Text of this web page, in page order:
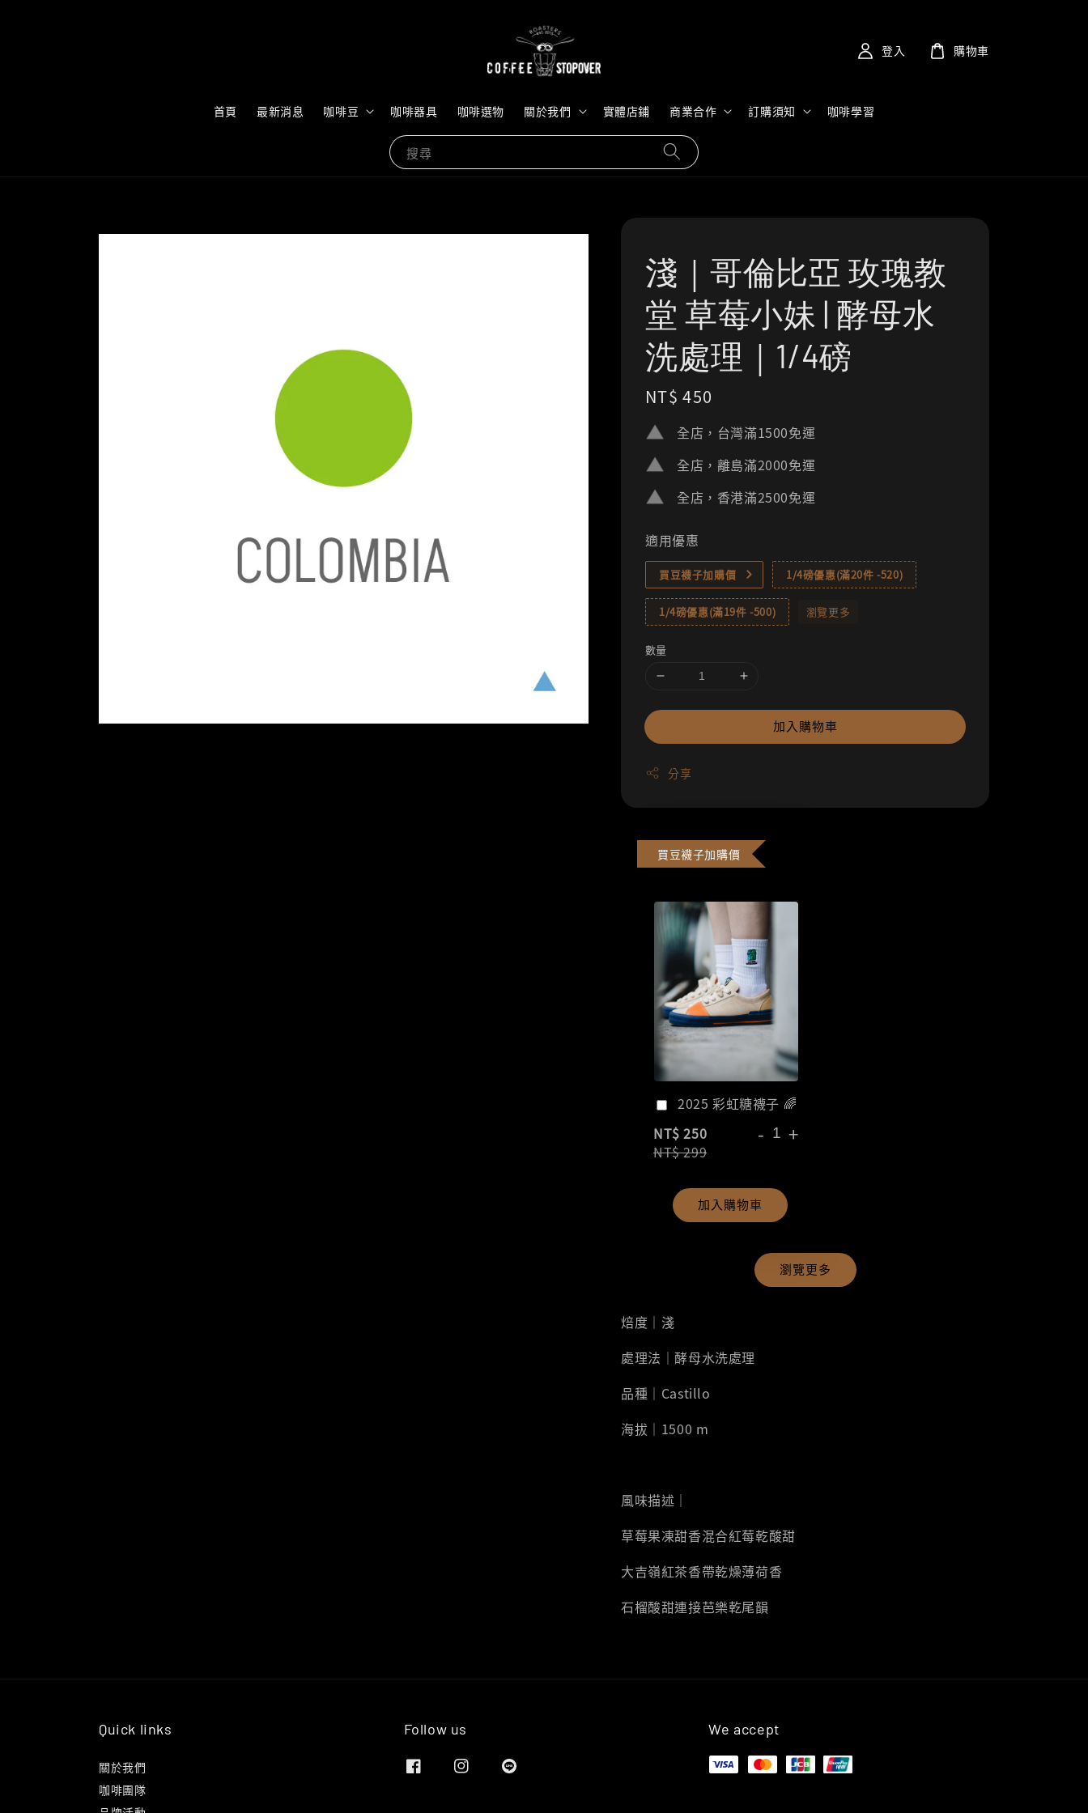
搜尋
首頁 最新消息 咖啡豆 咖啡器具 咖啡選物 關於我們 實體店鋪 商業合作 訂購須知 咖啡學習
登入 購物車
淺｜哥倫比亞 玫瑰教
堂 草莓小妹 | 酵母水
洗處理｜1/4磅
Regular
price
NT$ 450
全店，台灣滿1500免運
全店，離島滿2000免運
全店，香港滿2500免運
適用優惠
買豆襪子加購價 1/4磅優惠(滿20件 -520)
1/4磅優惠(滿19件 -500) 瀏覽更多
數量
加入購物車
分享
買豆襪子加購價
2025 彩虹糖襪子 🌈
NT$ 250
NT$ 299
- +
加入購物車
瀏覽更多
焙度｜淺
處理法｜酵母水洗處理
品種｜Castillo
海拔｜1500 m
風味描述｜
草莓果凍甜香混合紅莓乾酸甜
大吉嶺紅茶香帶乾燥薄荷香
石榴酸甜連接芭樂乾尾韻
Quick links
關於我們
咖啡團隊
Follow us We accept